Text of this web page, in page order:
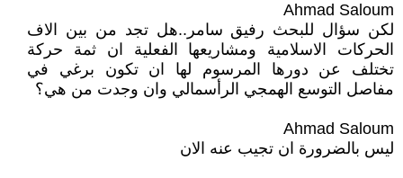
Ahmad Saloum
لكن سؤال للبحث رفيق سامر..هل تجد من بين الاف
الحركات الاسلامية ومشاريعها الفعلية ان ثمة حركة
تختلف عن دورها المرسوم لها ان تكون برغي في
مفاصل التوسع الهمجي الرأسمالي وان وجدت من هي؟
Ahmad Saloum
ليس بالضرورة ان تجيب عنه الان